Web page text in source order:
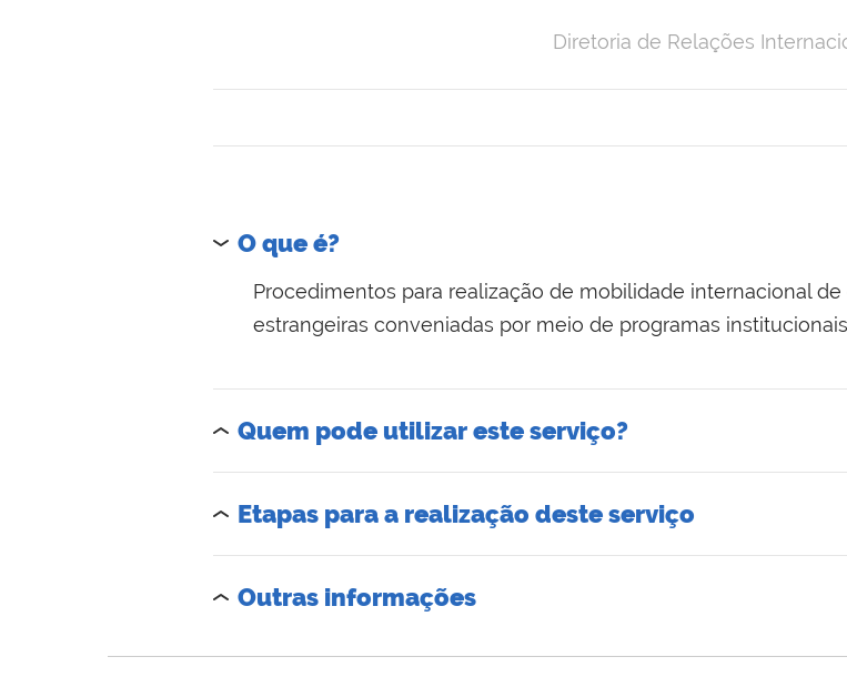
Diretoria de Relações
O que é?
Procedimentos para realização de mobilidade internacional
estrangeiras conveniadas por meio de programas
Quem pode utilizar este serviço?
Etapas para a realização deste serviço
Outras informações